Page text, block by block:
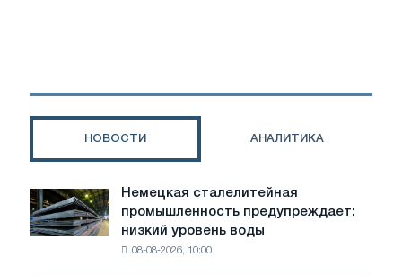
НОВОСТИ АНАЛИТИКА
Немецкая
сталелитейная
промышленность
предупреждает:
Немецкая сталелитейная
промышленность предупреждает:
низкий уровень воды
08-08-2026, 10:00